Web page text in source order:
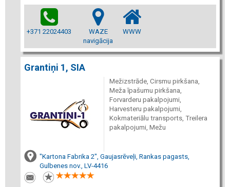
+371 22024403
WAZE
navigācija
WWW
Grantiņi 1, SIA
Mežizstrāde, Cirsmu pirkšana,
Meža īpašumu pirkšana,
Forvarderu pakalpojumi,
Harvesteru pakalpojumi,
Kokmateriālu transports, Treilera
pakalpojumi, Mežu
"Kartona Fabrika 2", Gaujasrēveļi, Rankas pagasts,
Gulbenes nov., LV-4416